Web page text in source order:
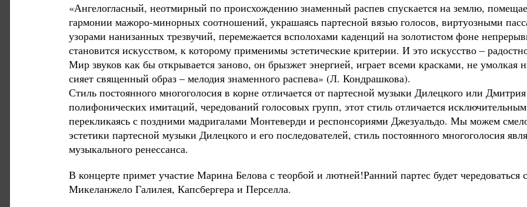
«Ангелогласный, неотмирный по происхождению знаменный распев спускается на землю,
гармонии мажоро-минорных соотношений, украшаясь партесной вязью голосов, виртуозными
узорами нанизанных трезвучий, перемежается всполохами каденций на золотистом фоне
становится искусством, к которому применимы эстетические критерии. И это искусство –
Мир звуков как бы открывается заново, он брызжет энергией, играет всеми красками, не умолкая
сияет священный образ – мелодия знаменного распева» (Л. Кондрашкова).
Стиль постоянного многоголосия в корне отличается от партесной музыки Дилецкого или
полифонических имитаций, чередований голосовых групп, этот стиль отличается
перекликаясь с поздними мадригалами Монтеверди и респонсориями Джезуальдо. Мы можем
эстетики партесной музыки Дилецкого и его последователей, стиль постоянного многоголосия
музыкального ренессанса.
В концерте примет участие Марина Белова с теорбой и лютней!Ранний партес будет
Микеланжело Галилея, Капсбергера и Перселла.